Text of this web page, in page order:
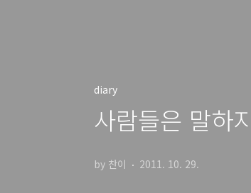
diary
사람들은 말하
by 찬이 2011. 10. 29.